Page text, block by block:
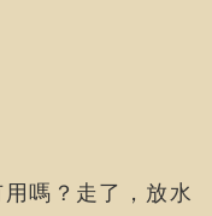
嗎？走了，放水